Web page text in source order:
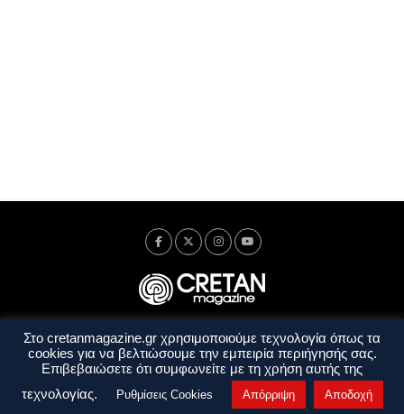
Ταυτότητα Πολιτική Απορρήτου
Όροι Χρήσης
Όροι και Προϋποθέσεις
Στο cretanmagazine.gr χρησιμοποιούμε τεχνολογία όπως τα
cookies για να βελτιώσουμε την εμπειρία περιήγησής σας.
Επιβεβαιώσετε ότι συμφωνείτε με τη χρήση αυτής της
τεχνολογίας.
Ρυθμίσεις Cookies Απόρριψη Αποδοχή